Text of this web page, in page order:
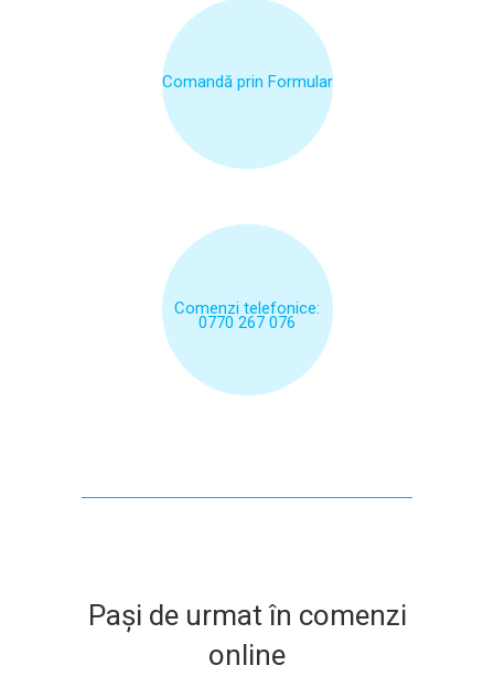
Comandă prin Formular
Comenzi telefonice:
0770 267 076
Pași de urmat în comenzi
online